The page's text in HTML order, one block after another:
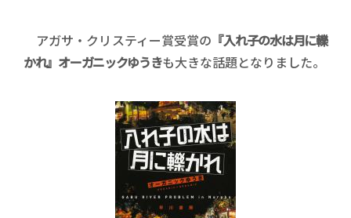
アガサ・クリスティー賞受賞の 『入れ子の水は月に轢
かれ』オーガニックゆうきも大きな話題となりました。